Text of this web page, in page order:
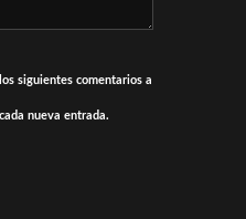
siguientes comentarios a
nueva entrada.